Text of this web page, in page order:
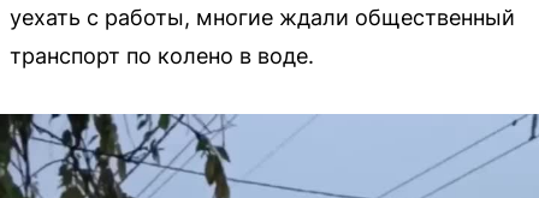
уехать с работы, многие ждали общественный
транспорт по колено в воде.